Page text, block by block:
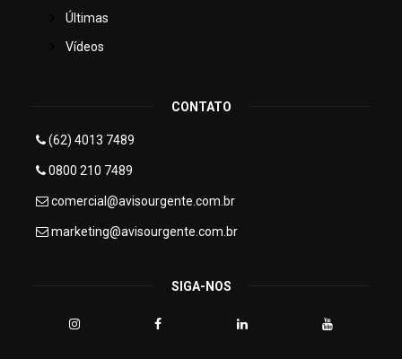
Últimas
Vídeos
CONTATO
(62) 4013 7489
0800 210 7489
comercial@avisourgente.com.br
marketing@avisourgente.com.br
SIGA-NOS